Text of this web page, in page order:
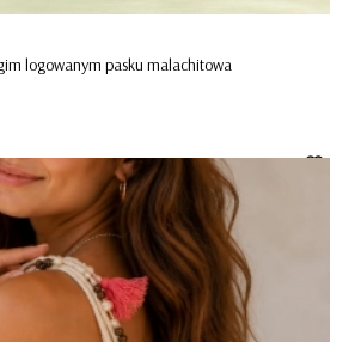
logowanym pasku malachitowa